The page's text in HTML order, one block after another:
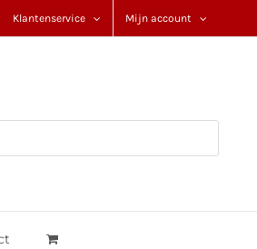
Klantenservice Mijn account